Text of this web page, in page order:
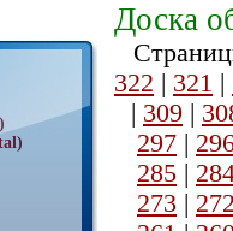
Доска
322 | 321 |
| 309 |
297 |
285 |
273 |